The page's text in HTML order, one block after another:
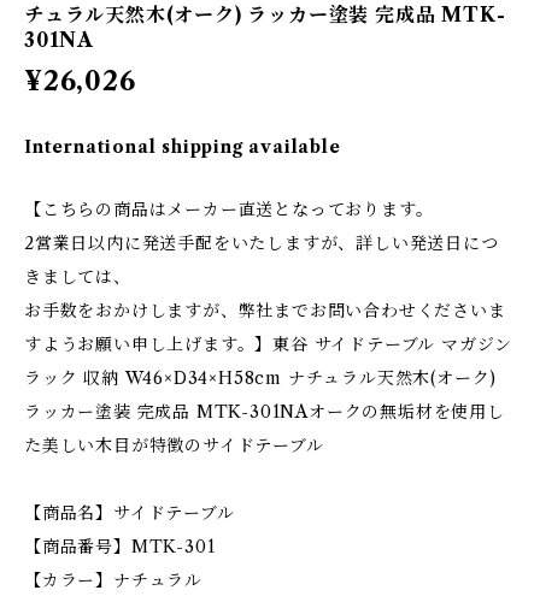
チュラル天然木(オーク) ラッカー塗装 完成品 MTK-
301NA
¥26,026
International shipping available
【こちらの商品はメーカー直送となっております。
2営業日以内に発送手配をいたしますが、詳しい発送日につ
きましては、
お手数をおかけしますが、弊社までお問い合わせくださいま
すようお願い申し上げます。】東谷 サイドテーブル マガジン
ラック 収納 W46×D34×H58cm ナチュラル天然木(オーク)
ラッカー塗装 完成品 MTK-301NAオークの無垢材を使用し
た美しい木目が特徴のサイドテーブル
【商品名】サイドテーブル
【商品番号】MTK-301
【カラー】ナチュラル